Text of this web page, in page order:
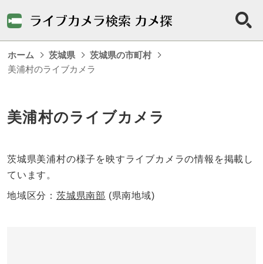
ホーム 茨城県
茨城県の市町村
美浦村のライブカメラ
美浦村のライブカメラ
茨城県美浦村の様子を映すライブカメラの情報を掲載し
ています。
地域区分： 茨城県南部 (県南地域)